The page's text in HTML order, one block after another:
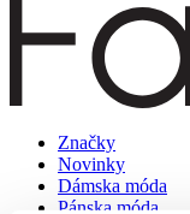
Značky
Novinky
Dámska móda
Pánska móda